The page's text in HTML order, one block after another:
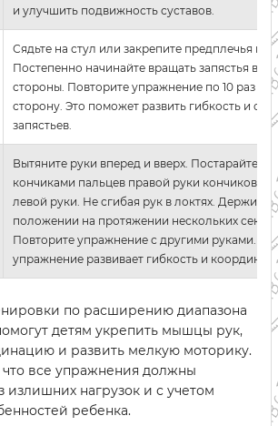
и улучшить подвижность суставов.
Сядьте на стул или закрепите предплечья на
Постепенно начинайте вращать запястья в
стороны. Повторите упражнение по 10 раз в
сторону. Это поможет развить гибкость и
запястьев.
Вытяните руки вперед и вверх. Постарайтесь
кончиками пальцев правой руки кончиков
левой руки. Не сгибая рук в локтях. Держите
положении на протяжении нескольких
Повторите упражнение с другими руками. Это
упражнение развивает гибкость и
по расширению диапазона
детям укрепить мышцы рук,
и развить мелкую моторику.
все упражнения должны
излишних нагрузок и с учетом
ребенка.